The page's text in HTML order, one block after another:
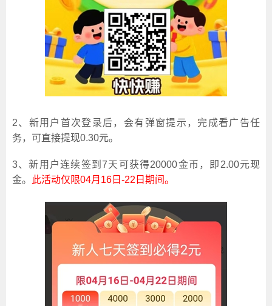
2、新用户首次登录后，会有弹窗提示，完成看广告任
务，可直接提现0.30元。
3、新用户连续签到7天可获得20000金币，即2.00元现
金。
此活动仅限04月16日-22日期间。